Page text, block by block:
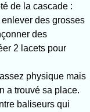
de la cascade :
des grosses
des
2 lacets pour
physique mais
a trouvé sa place.
baliseurs qui